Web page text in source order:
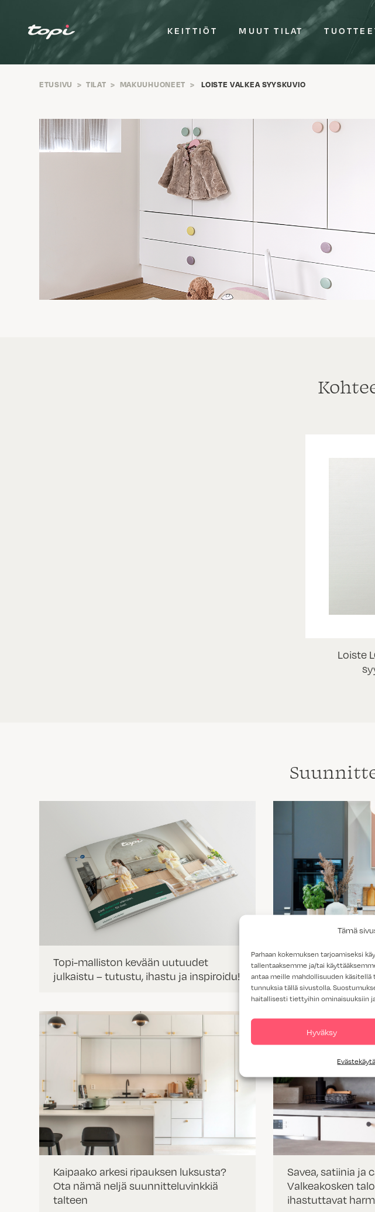
Tämä
Parhaan kokemuksen tarjoamiseksi
tallentaaksemme ja/tai
antaa meille mahdollisuuden
tunnuksia tällä sivustolla.
haitallisesti tiettyihin ominaisuuksiin
Hyväksy
KEITTIÖT MUUT TILAT
ETUSIVU > TILAT > MAKUUHUONEET > LOISTE VALKEA SYYSKUVIO
Loiste
Topi-malliston kevään uutuudet
julkaistu – tutustu, ihastu ja inspiroidu!
Trendit 2026 –
yksityiskohtaista
Kaipaako arkesi ripauksen luksusta?
Ota nämä neljä suunnitteluvinkkiä
talteen
Savea, satiinia ja
Valkeakosken
ihastuttavat